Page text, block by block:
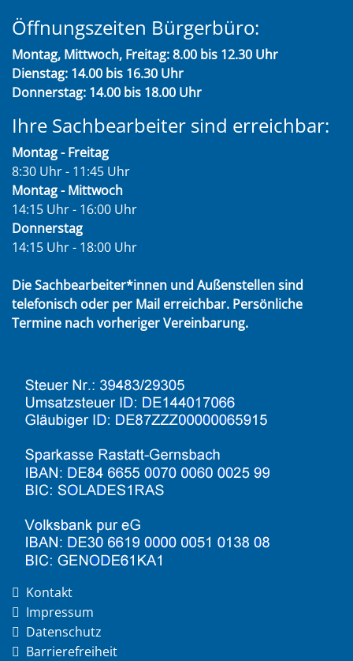
Öffnungszeiten Bürgerbüro:
Montag, Mittwoch, Freitag: 8.00 bis 12.30 Uhr
Dienstag: 14.00 bis 16.30 Uhr
Donnerstag: 14.00 bis 18.00 Uhr
Ihre Sachbearbeiter sind erreichbar:
Montag - Freitag
8:30 Uhr - 11:45 Uhr
Montag - Mittwoch
14:15 Uhr - 16:00 Uhr
Donnerstag
14:15 Uhr - 18:00 Uhr
Die Sachbearbeiter*innen und Außenstellen sind
telefonisch oder per Mail erreichbar. Persönliche
Termine nach vorheriger Vereinbarung.
Kontakt
Impressum
Datenschutz
Barrierefreiheit